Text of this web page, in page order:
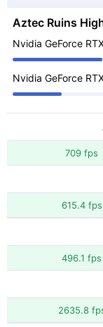
Aztec Ruins
Nvidia GeForce
Nvidia GeForce
709 fps
615.4 fps
496.1 fps
2635.8